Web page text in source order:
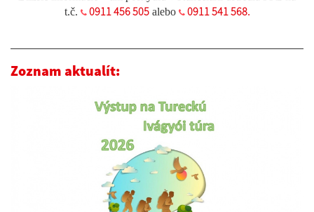
t.č.
0911 456 505alebo 0911 541 568.
Zoznam aktualít: